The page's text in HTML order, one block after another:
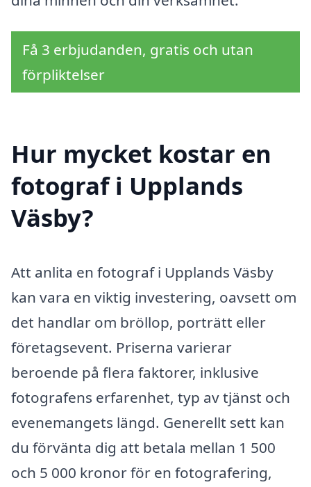
Få 3 erbjudanden, gratis och utan
förpliktelser
Hur mycket kostar en
fotograf i Upplands
Väsby?
Att anlita en fotograf i Upplands Väsby
kan vara en viktig investering, oavsett om
det handlar om bröllop, porträtt eller
företagsevent. Priserna varierar
beroende på flera faktorer, inklusive
fotografens erfarenhet, typ av tjänst och
evenemangets längd. Generellt sett kan
du förvänta dig att betala mellan 1 500
och 5 000 kronor för en fotografering,